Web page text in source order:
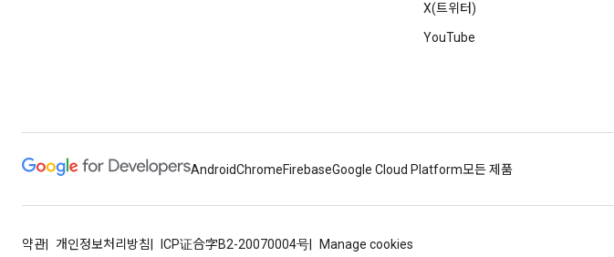
X(트위터)
YouTube
AndroidChromeFirebaseGoogle Cloud Platform모든 제품
약관 개인정보처리방침 ICP证合字B2-20070004号 Manage cookies